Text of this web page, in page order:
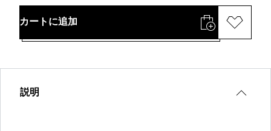
カートに追加
説明